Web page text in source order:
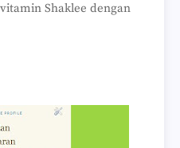
Shaklee dengan